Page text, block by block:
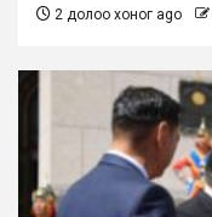
2 долоо хоног ago